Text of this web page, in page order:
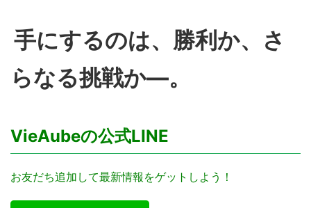
手にするのは、勝利か、さ
らなる挑戦か—。
VieAubeの公式LINE
お友だち追加して最新情報をゲットしよう！